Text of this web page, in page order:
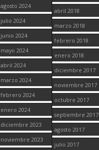
agosto 2024
julio 2024
junio 2024
mayo 2024
abril 2024
marzo 2024
febrero 2024
enero 2024
diciembre 2023
noviembre 2023
abril 2018
marzo 2018
febrero 2018
enero 2018
diciembre 2017
noviembre 2017
octubre 2017
septiembre 2017
agosto 2017
julio 2017